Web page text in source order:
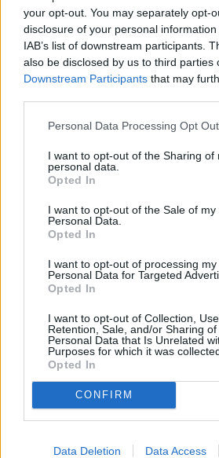
your opt-out. You may separately opt-
disclosure of your personal
IAB’s list of downstream participants.
also be disclosed by us to third parties
Downstream Participants that may
Personal Data Processing Opt
I want to opt-out of the Sharing of
personal data.
Opted In
I want to opt-out of the Sale of my
Personal Data.
Opted In
I want to opt-out of processing my
Personal Data for Targeted
Opted In
I want to opt-out of Collection, Use,
Retention, Sale, and/or Sharing of
Personal Data that Is Unrelated
Purposes for which it was
Opted In
CONFIRM
Data Deletion Data Access
LO MÁS LEÍDO
Un turismo colisiona
camión de reparto de
en la calle Eduardo
Triviño López en Jaén